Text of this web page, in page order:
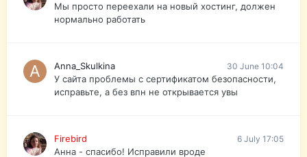
Мы просто переехали на новый хостинг, должен
нормально работать
Anna_Skulkina 30 June 10:04
У сайта проблемы с сертификатом безопасности,
исправьте, а без впн не открывается увы
Firebird 6 July 17:05
Анна - спасибо! Исправили вроде